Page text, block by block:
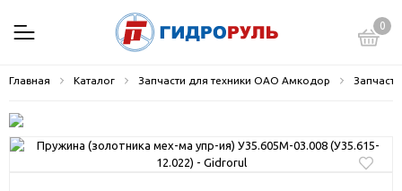
0
Главная Каталог Запчасти для техники ОАО Амкодор